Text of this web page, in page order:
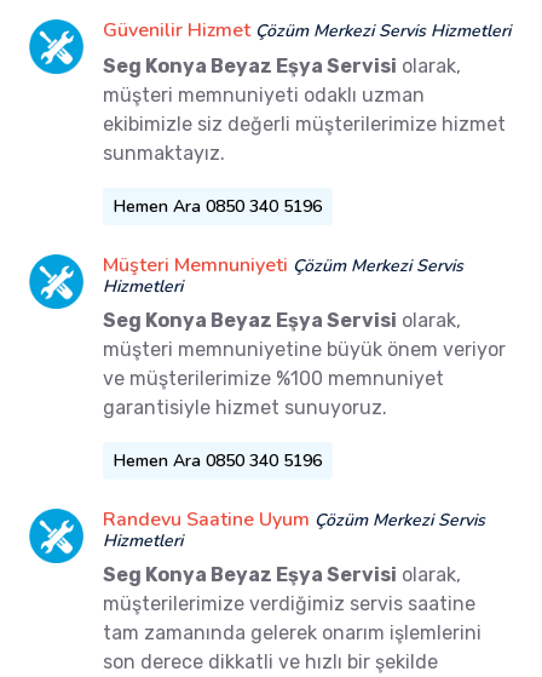
Güvenilir Hizmet Çözüm Merkezi Servis Hizmetleri
Seg Konya Beyaz Eşya Servisi olarak,
müşteri memnuniyeti odaklı uzman
ekibimizle siz değerli müşterilerimize hizmet
sunmaktayız.
Hemen Ara 0850 340 5196
Müşteri Memnuniyeti Çözüm Merkezi Servis
Hizmetleri
Seg Konya Beyaz Eşya Servisi olarak,
müşteri memnuniyetine büyük önem veriyor
ve müşterilerimize %100 memnuniyet
garantisiyle hizmet sunuyoruz.
Hemen Ara 0850 340 5196
Randevu Saatine Uyum Çözüm Merkezi Servis
Hizmetleri
Seg Konya Beyaz Eşya Servisi olarak,
müşterilerimize verdiğimiz servis saatine
tam zamanında gelerek onarım işlemlerini
son derece dikkatli ve hızlı bir şekilde